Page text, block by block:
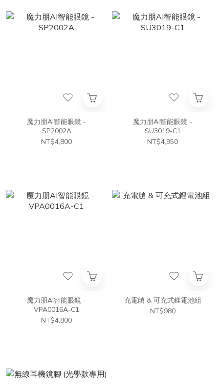
魔力朋AI智能眼鏡 -
SP2002A
NT$4,800
魔力朋AI智能眼鏡 -
SU3019-C1
NT$4,950
魔力朋AI智能眼鏡 -
VPA0016A-C1
NT$4,800
充電艙 & 可充式鋰電池組
NT$980